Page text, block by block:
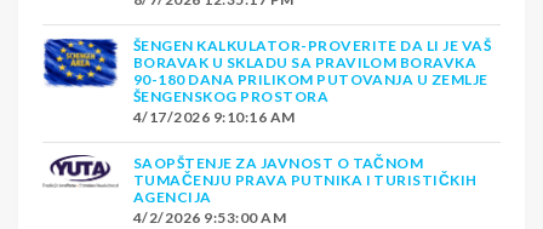
ŠENGEN KALKULATOR-PROVERITE DA LI JE VAŠ
BORAVAK U SKLADU SA PRAVILOM BORAVKA
90-180 DANA PRILIKOM PUTOVANJA U ZEMLJE
ŠENGENSKOG PROSTORA
4/17/2026 9:10:16 AM
SAOPŠTENJE ZA JAVNOST O TAČNOM
TUMAČENJU PRAVA PUTNIKA I TURISTIČKIH
AGENCIJA
4/2/2026 9:53:00 AM